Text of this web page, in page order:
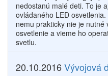
nedostanú malé deti. To je
ovládaného LED
nemu prakticky nie je
osvetlenie a vieme ho
svetlu.
20.10.2016Vývojová